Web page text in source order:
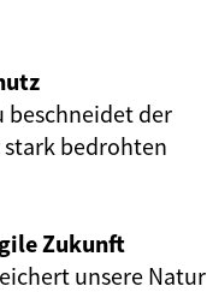
beschneidet der
bedrohten
Zukunft
unsere Natur